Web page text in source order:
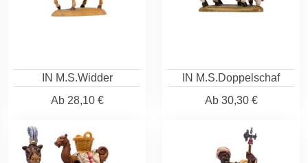
IN M.S.Widder
Ab28,10 €
IN M.S.Doppelschaf
Ab30,30 €